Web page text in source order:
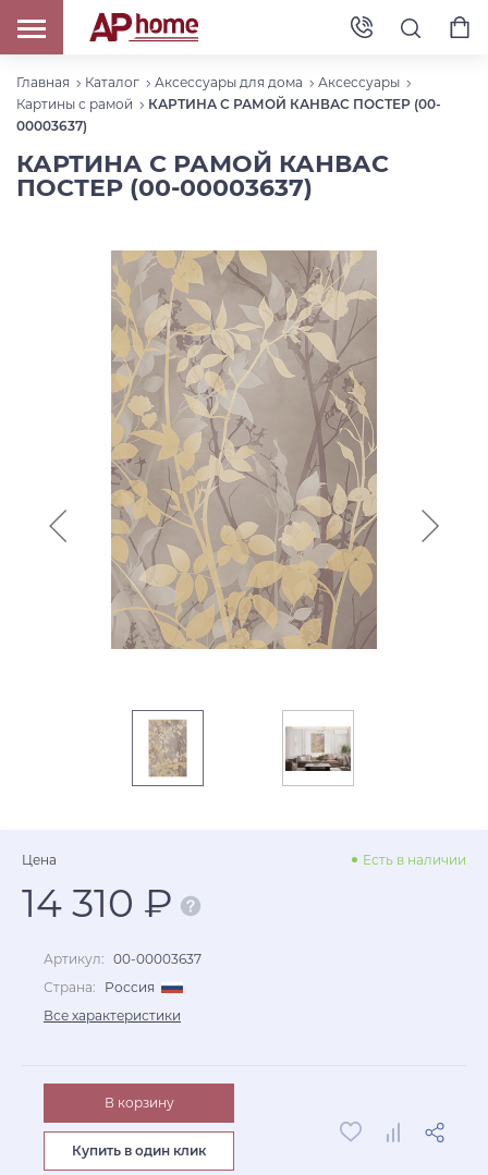
Главная Каталог Аксессуары для дома
Аксессуары
Картины с рамой
КАРТИНА С РАМОЙ КАНВАС ПОСТЕР (00-
00003637)
КАРТИНА С РАМОЙ КАНВАС
ПОСТЕР (00-00003637)
Цена Есть в наличии
14 310 ₽
Артикул: 00-00003637
Страна:
Россия
Все характеристики
В корзину
Купить в один клик